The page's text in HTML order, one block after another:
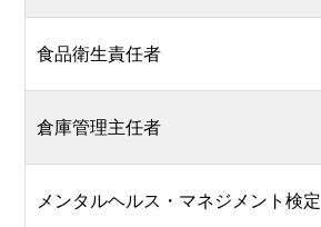
食品衛生責任者
倉庫管理主任者
メンタルヘルス・マネジメント検定